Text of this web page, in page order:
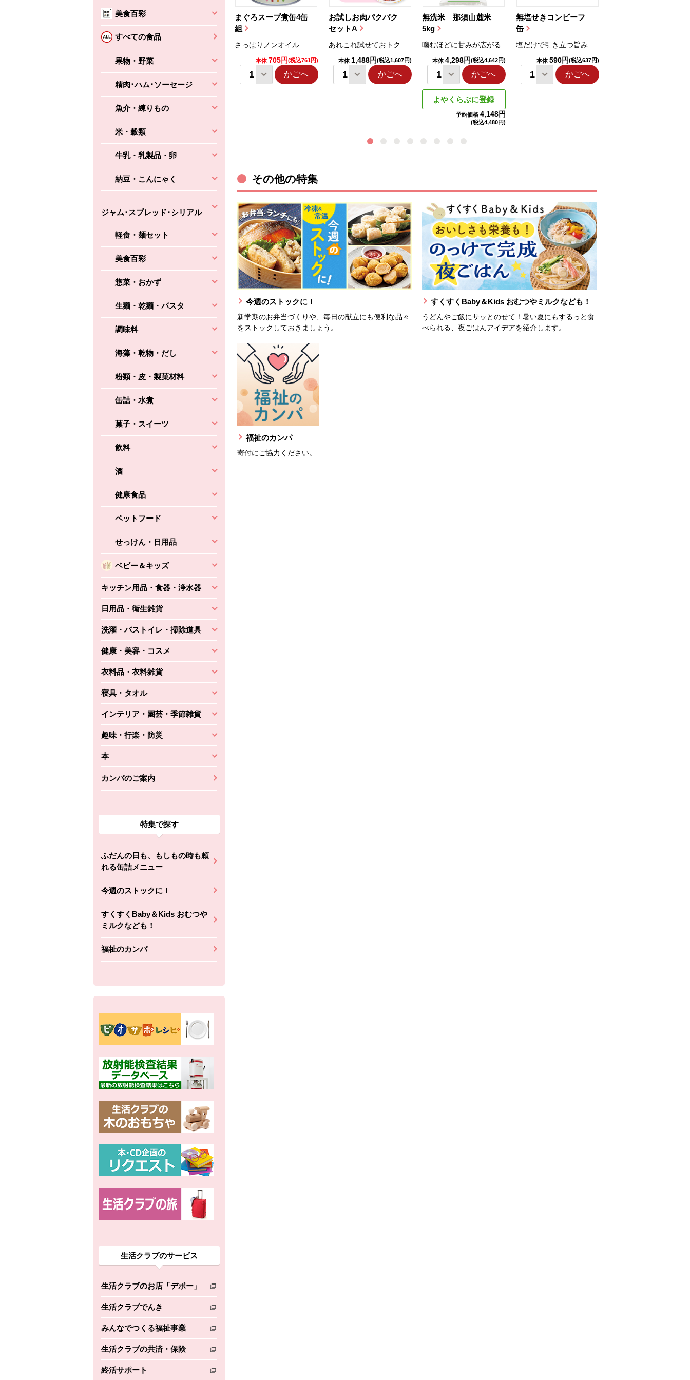
美食百彩
すべての食品
果物・野菜
精肉･ハム･ソーセージ
魚介・練りもの
米・穀類
牛乳・乳製品・卵
納豆・こんにゃく
ジャム･スプレッド･シリアル
軽食・麺セット
美食百彩
惣菜・おかず
生麺・乾麺・パスタ
調味料
海藻・乾物・だし
粉類・皮・製菓材料
缶詰・水煮
菓子・スイーツ
飲料
酒
健康食品
ペットフード
せっけん・日用品
ベビー＆キッズ
キッチン用品・食器・浄水器
日用品・衛生雑貨
洗濯・バストイレ・掃除道具
健康・美容・コスメ
衣料品・衣料雑貨
寝具・タオル
インテリア・園芸・季節雑貨
趣味・行楽・防災
本
カンパのご案内
特集で探す
ふだんの日も、もしもの時も頼
れる缶詰メニュー
今週のストックに！
すくすくBaby＆Kids おむつや
ミルクなども！
福祉のカンパ
生活クラブのサービス
生活クラブのお店「デポー」
別のウィンドウで開きます。
生活クラブでんき
別のウィンドウで開きます。
みんなでつくる福祉事業
別のウィンドウで開きます。
生活クラブの共済・保険
別のウィンドウで開きます。
終活サポート
別のウィンドウで開きます。
まぐろスープ煮缶4缶
組
さっぱりノンオイル
本体 705円(税込761円)
かごへ
お試しお肉パクパク
セットA
あれこれ試せておトク
本体 1,488円(税込1,607円)
かごへ
無洗米 那須山麓米
5kg
噛むほどに甘みが広がる
本体 4,298円(税込4,642円)
かごへ
よやくらぶに登録
予約価格 4,148円
(税込4,480円)
無塩せきコンビーフ
缶
塩だけで引き立つ旨み
本体 590円(税込637円)
かごへ
ちょこっと揚げ（香
えびの風味がぶわっ！
(税込356円)
かごへ
バルサミコ
コク深くフルーティー
本体2,160円(税込2,333円)
かごへ
その他の特集
今週のストックに！
新学期のお弁当づくりや、毎日の献立にも便利な品々
をストックしておきましょう。
すくすくBaby＆Kids おむつやミルクなども！
うどんやご飯にサッとのせて！暑い夏にもするっと食
べられる、夜ごはんアイデアを紹介します。
福祉のカンパ
寄付にご協力ください。